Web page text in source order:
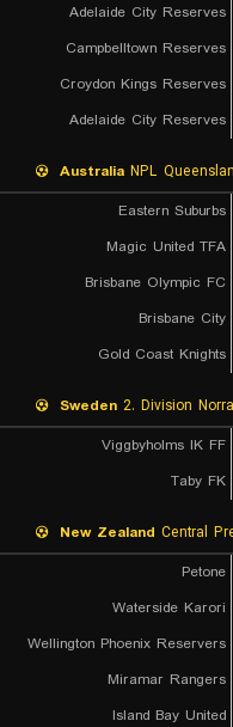
Adelaide City Reserves
Campbelltown Reserves
Croydon Kings Reserves
Adelaide City Reserves
Australia NPL
Eastern Suburbs
Magic United TFA
Brisbane Olympic FC
Brisbane City
Gold Coast Knights
Sweden 2. Division
Viggbyholms IK FF
Taby FK
New Zealand Central
Petone
Waterside Karori
Wellington Phoenix Reservers
Miramar Rangers
Island Bay United